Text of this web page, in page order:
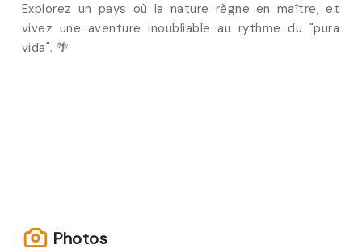
Explorez un pays où la nature règne en maître, et
vivez une aventure inoubliable au rythme du "pura
vida". 🌴
Photos